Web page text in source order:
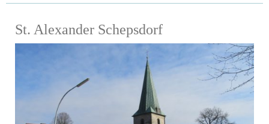
St. Alexander Schepsdorf